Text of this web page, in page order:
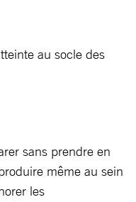
au socle des
sans prendre en
même au sein
les